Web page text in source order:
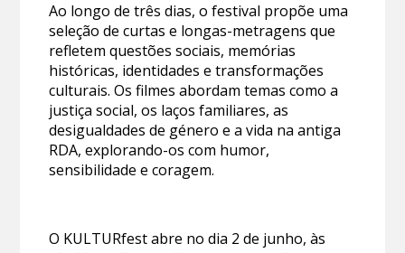
Ao longo de três dias, o festival propõe uma
seleção de curtas e longas-metragens que
refletem questões sociais, memórias
históricas, identidades e transformações
culturais. Os filmes abordam temas como a
justiça social, os laços familiares, as
desigualdades de género e a vida na antiga
RDA, explorando-os com humor,
sensibilidade e coragem.
O KULTURfest abre no dia 2 de junho, às